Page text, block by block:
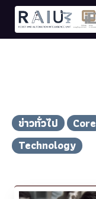
ข่าวทั่วไป Core
Technology